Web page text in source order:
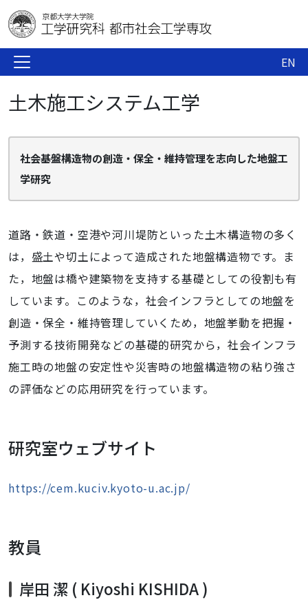
EN
土木施工システム工学
社会基盤構造物の創造・保全・維持管理を志向した地盤工
学研究
道路・鉄道・空港や河川堤防といった土木構造物の多く
は，盛土や切土によって造成された地盤構造物です。ま
た，地盤は橋や建築物を支持する基礎としての役割も有
しています。このような，社会インフラとしての地盤を
創造・保全・維持管理していくため，地盤挙動を把握・
予測する技術開発などの基礎的研究から，社会インフラ
施工時の地盤の安定性や災害時の地盤構造物の粘り強さ
の評価などの応用研究を行っています。
研究室ウェブサイト
https://cem.kuciv.kyoto-u.ac.jp/
教員
岸田 潔 ( Kiyoshi KISHIDA )